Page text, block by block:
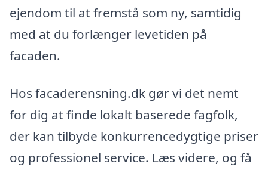
ejendom til at fremstå som ny, samtidig
med at du forlænger levetiden på
facaden.
Hos facaderensning.dk gør vi det nemt
for dig at finde lokalt baserede fagfolk,
der kan tilbyde konkurrencedygtige priser
og professionel service. Læs videre, og få